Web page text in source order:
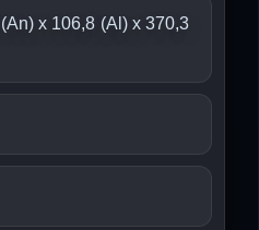
x 106,8 (Al) x 370,3